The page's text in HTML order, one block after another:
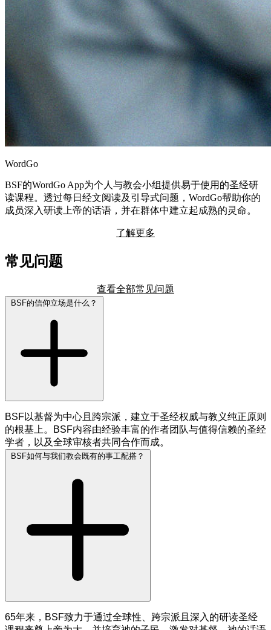
WordGo
BSF的WordGo App为个人与教会小组提供易于使用的圣经研
读课程。透过每日经文阅读及引导式问题，WordGo帮助你的
成员深入研读上帝的话语，并在群体中建立起成熟的灵命。
了解更多
常见问题
查看全部常见问题
BSF的信仰立场是什么？
BSF以基督为中心且跨宗派，建立于圣经权威与教义纯正原则
的根基上。BSF内容由经验丰富的作者团队与值得信赖的圣经
学者，以及全球审核者共同合作而成。
BSF如何与我们教会既有的事工配搭？
65年来，BSF致力于通过全球性、跨宗派且深入的研读圣经